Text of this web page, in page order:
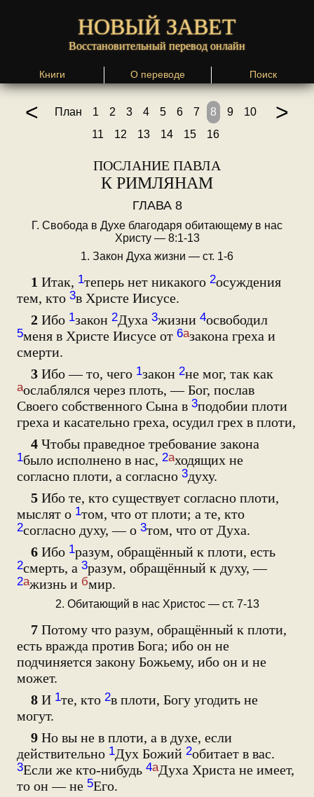
НОВЫЙ ЗАВЕТ
Восстановительный перевод онлайн
Книги О переводе Поиск
< План 1 2 3 4 5 6 7 8 9
10
11
12 13 14 15 16
>
ПОСЛАНИЕ ПАВЛА
К РИМЛЯНАМ
ГЛАВА 8
Г. Свобода в Духе благодаря обитающему в нас
Христу — 8:1-13
1. Закон Духа жизни — ст. 1-6
1 Итак, 1теперь нет никакого 2осуждения
тем, кто 3в Христе Иисусе.
2 Ибо 1закон 2Духа 3жизни 4освободил
5меня в Христе Иисусе от 6азакона греха и
смерти.
3 Ибо — то, чего 1закон 2не мог, так как
аослаблялся через плоть, — Бог, послав
Своего собственного Сына в 3подобии плоти
греха и касательно греха, осудил грех в плоти,
4 Чтобы праведное требование закона
1было исполнено в нас, 2аходящих не
согласно плоти, а согласно 3духу.
5 Ибо те, кто существует согласно плоти,
мыслят о 1том, что от плоти; а те, кто
2согласно духу, — о 3том, что от Духа.
6 Ибо 1разум, обращённый к плоти, есть
2смерть, а 3разум, обращённый к духу, —
2ажизнь и бмир.
2. Обитающий в нас Христос — ст. 7-13
7 Потому что разум, обращённый к плоти,
есть вражда против Бога; ибо он не
подчиняется закону Божьему, ибо он и не
может.
8 И 1те, кто 2в плоти, Богу угодить не
могут.
9 Но вы не в плоти, а в духе, если
действительно 1Дух Божий 2обитает в вас.
3Если же кто-нибудь 4аДуха Христа не имеет,
то он — не 5Его.